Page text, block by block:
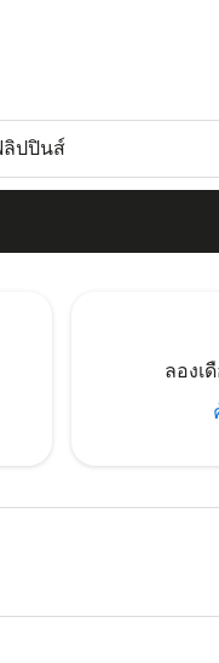
ลองเ
offers-disclaimer. ค้
view-offers-
cmp-view-offers-
cmp-view-offers-
MKZ–CEB: cmp-view-
MKZ–CEB: cmp-
MKZ–CEB: